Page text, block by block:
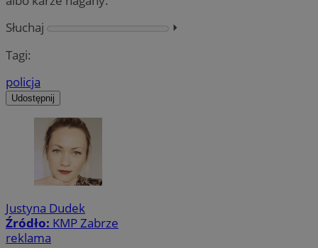
Słuchaj
⏵︎
Tagi:
policja
Udostępnij
Justyna Dudek
Źródło: KMP Zabrze
reklama